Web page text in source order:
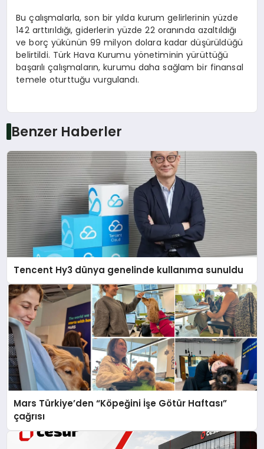
Bu çalışmalarla, son bir yılda kurum gelirlerinin yüzde
142 arttırıldığı, giderlerin yüzde 22 oranında azaltıldığı
ve borç yükünün 99 milyon dolara kadar düşürüldüğü
belirtildi. Türk Hava Kurumu yönetiminin yürüttüğü
başarılı çalışmaların, kurumu daha sağlam bir finansal
temele oturttuğu vurgulandı.
Benzer Haberler
Tencent Hy3 dünya genelinde kullanıma sunuldu
Mars Türkiye’den “Köpeğini İşe Götür Haftası”
çağrısı